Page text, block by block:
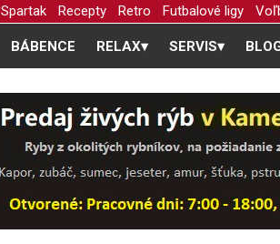
Spartak Recepty Retro Futbalové ligy
BÁBENCE RELAX▾ SERVIS▾